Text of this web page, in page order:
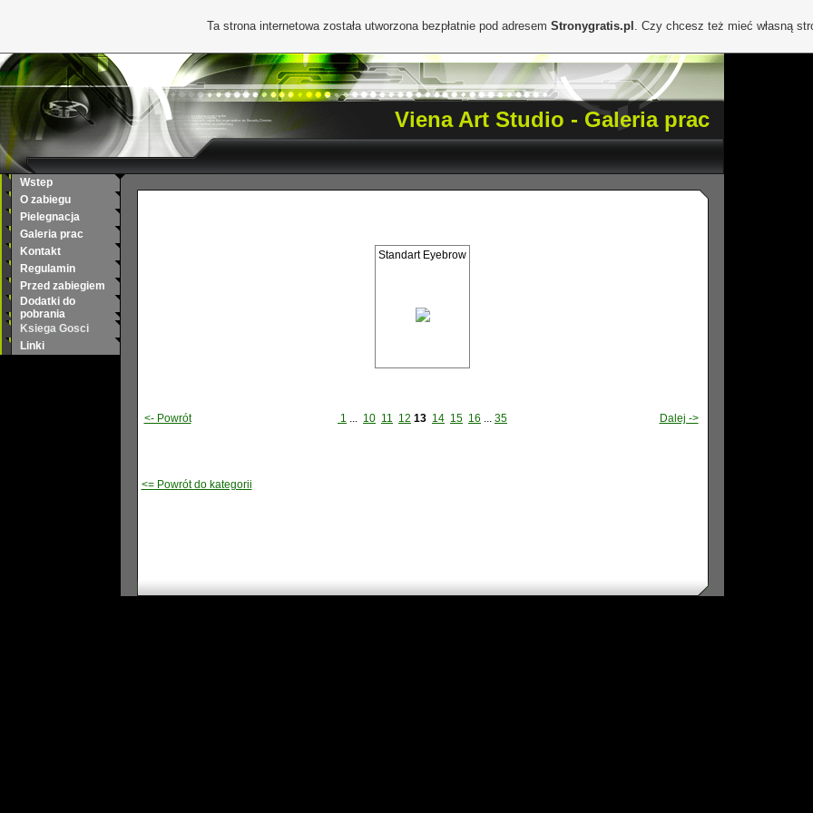
Viena Art Studio - Galeria prac
Wstep
O zabiegu
Pielegnacja
Galeria prac
Kontakt
Regulamin
Przed zabiegiem
Dodatki do
pobrania
Ksiega Gosci
Linki
Standart Eyebrow
<- Powrót 1 ... 10 11 12 13 14 15 16 ... 35 Dalej ->
<= Powrót do kategorii
Ta strona internetowa została utworzona bezpłatnie pod adresem Stronygratis.pl . Czy chcesz też mieć własną